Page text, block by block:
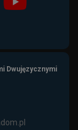
Dwujęzycznymi